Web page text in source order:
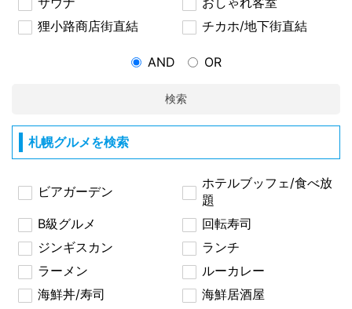
狸小路商店街直結
チカホ/地下街直結
AND OR
検索
札幌グルメを検索
ビアガーデン
ホテルブッフェ/食べ放
題
B級グルメ
回転寿司
ジンギスカン
ランチ
ラーメン
ルーカレー
海鮮丼/寿司
海鮮居酒屋